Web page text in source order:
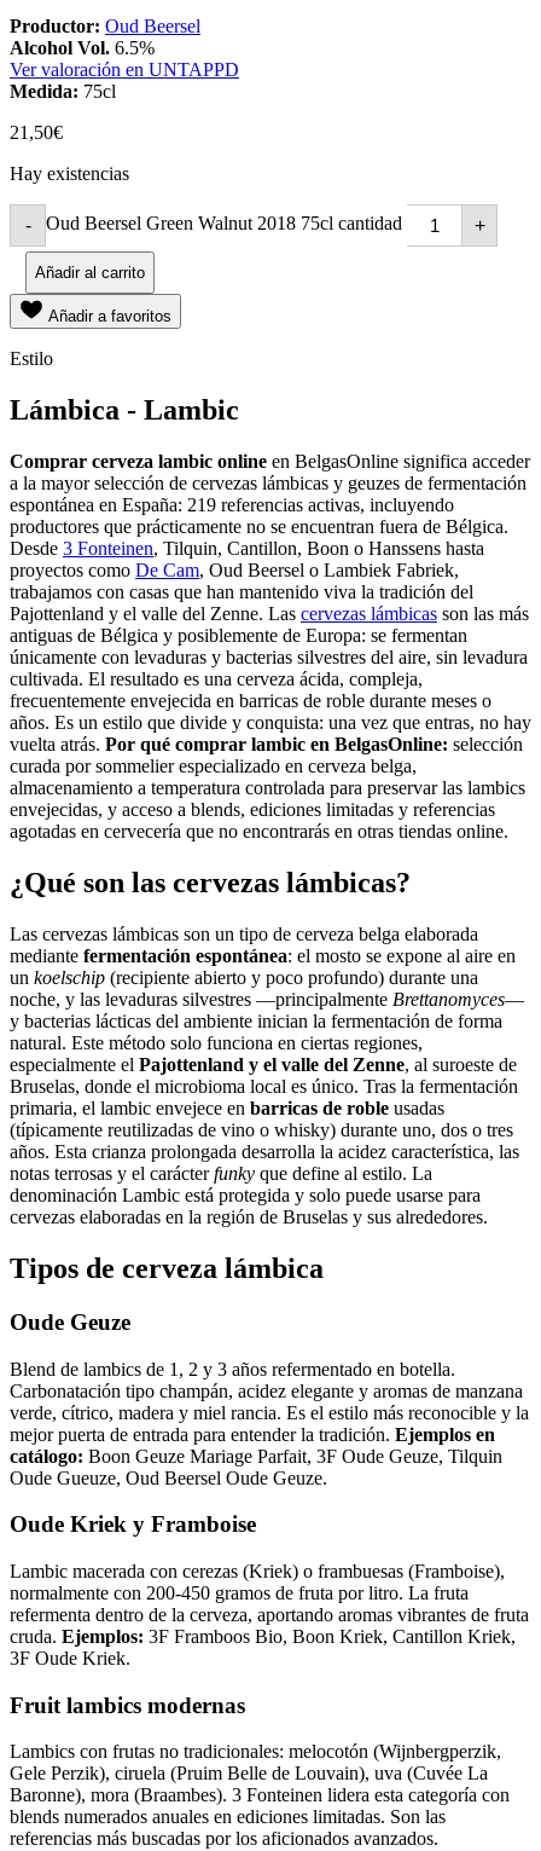
Productor: Oud Beersel
Alcohol Vol. 6.5%
Ver valoración en UNTAPPD
Medida: 75cl
21,50€
Hay existencias
- Oud Beersel Green Walnut 2018 75cl cantidad +
Añadir al carrito
Añadir a favoritos
Estilo
Lámbica - Lambic
Comprar cerveza lambic online en BelgasOnline significa acceder
a la mayor selección de cervezas lámbicas y geuzes de fermentación
espontánea en España: 219 referencias activas, incluyendo
productores que prácticamente no se encuentran fuera de Bélgica.
Desde 3 Fonteinen, Tilquin, Cantillon, Boon o Hanssens hasta
proyectos como De Cam, Oud Beersel o Lambiek Fabriek,
trabajamos con casas que han mantenido viva la tradición del
Pajottenland y el valle del Zenne. Las cervezas lámbicas son las más
antiguas de Bélgica y posiblemente de Europa: se fermentan
únicamente con levaduras y bacterias silvestres del aire, sin levadura
cultivada. El resultado es una cerveza ácida, compleja,
frecuentemente envejecida en barricas de roble durante meses o
años. Es un estilo que divide y conquista: una vez que entras, no hay
vuelta atrás. Por qué comprar lambic en BelgasOnline: selección
curada por sommelier especializado en cerveza belga,
almacenamiento a temperatura controlada para preservar las lambics
envejecidas, y acceso a blends, ediciones limitadas y referencias
agotadas en cervecería que no encontrarás en otras tiendas online.
¿Qué son las cervezas lámbicas?
Las cervezas lámbicas son un tipo de cerveza belga elaborada
mediante fermentación espontánea: el mosto se expone al aire en
un koelschip (recipiente abierto y poco profundo) durante una
noche, y las levaduras silvestres —principalmente Brettanomyces—
y bacterias lácticas del ambiente inician la fermentación de forma
natural. Este método solo funciona en ciertas regiones,
especialmente el Pajottenland y el valle del Zenne, al suroeste de
Bruselas, donde el microbioma local es único. Tras la fermentación
primaria, el lambic envejece en barricas de roble usadas
(típicamente reutilizadas de vino o whisky) durante uno, dos o tres
años. Esta crianza prolongada desarrolla la acidez característica, las
notas terrosas y el carácterfunky que define al estilo. La
denominación Lambic está protegida y solo puede usarse para
cervezas elaboradas en la región de Bruselas y sus alrededores.
Tipos de cerveza lámbica
Oude Geuze
Blend de lambics de 1, 2 y 3 años refermentado en botella.
Carbonatación tipo champán, acidez elegante y aromas de manzana
verde, cítrico, madera y miel rancia. Es el estilo más reconocible y la
mejor puerta de entrada para entender la tradición. Ejemplos en
catálogo: Boon Geuze Mariage Parfait, 3F Oude Geuze, Tilquin
Oude Gueuze, Oud Beersel Oude Geuze.
Oude Kriek y Framboise
Lambic macerada con cerezas (Kriek) o frambuesas (Framboise),
normalmente con 200-450 gramos de fruta por litro. La fruta
refermenta dentro de la cerveza, aportando aromas vibrantes de fruta
cruda. Ejemplos: 3F Framboos Bio, Boon Kriek, Cantillon Kriek,
3F Oude Kriek.
Fruit lambics modernas
Lambics con frutas no tradicionales: melocotón (Wijnbergperzik,
Gele Perzik), ciruela (Pruim Belle de Louvain), uva (Cuvée La
Baronne), mora (Braambes). 3 Fonteinen lidera esta categoría con
blends numerados anuales en ediciones limitadas. Son las
referencias más buscadas por los aficionados avanzados.